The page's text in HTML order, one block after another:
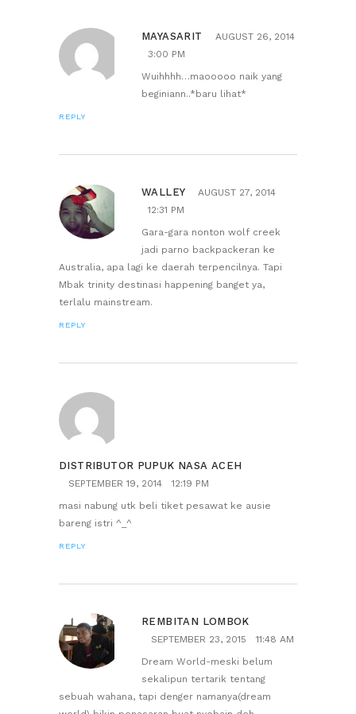
MAYASARIT
AUGUST 26, 2014
3:00 PM
Wuihhhh…maooooo naik yang
beginiann..*baru lihat*
REPLY
WALLEY
AUGUST 27, 2014
12:31 PM
Gara-gara nonton wolf creek
jadi parno backpackeran ke
Australia, apa lagi ke daerah terpencilnya. Tapi
Mbak trinity destinasi happening banget ya,
terlalu mainstream.
REPLY
DISTRIBUTOR PUPUK NASA ACEH
SEPTEMBER 19, 2014
12:19 PM
masi nabung utk beli tiket pesawat ke ausie
bareng istri ^_^
REPLY
REMBITAN LOMBOK
SEPTEMBER 23, 2015
11:48 AM
Dream World-meski belum
sekalipun tertarik tentang
sebuah wahana, tapi denger namanya(dream